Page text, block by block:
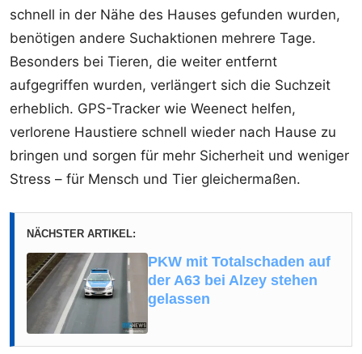
schnell in der Nähe des Hauses gefunden wurden,
benötigen andere Suchaktionen mehrere Tage.
Besonders bei Tieren, die weiter entfernt
aufgegriffen wurden, verlängert sich die Suchzeit
erheblich. GPS-Tracker wie Weenect helfen,
verlorene Haustiere schnell wieder nach Hause zu
bringen und sorgen für mehr Sicherheit und weniger
Stress – für Mensch und Tier gleichermaßen.
NÄCHSTER ARTIKEL:
PKW mit Totalschaden auf
der A63 bei Alzey stehen
gelassen